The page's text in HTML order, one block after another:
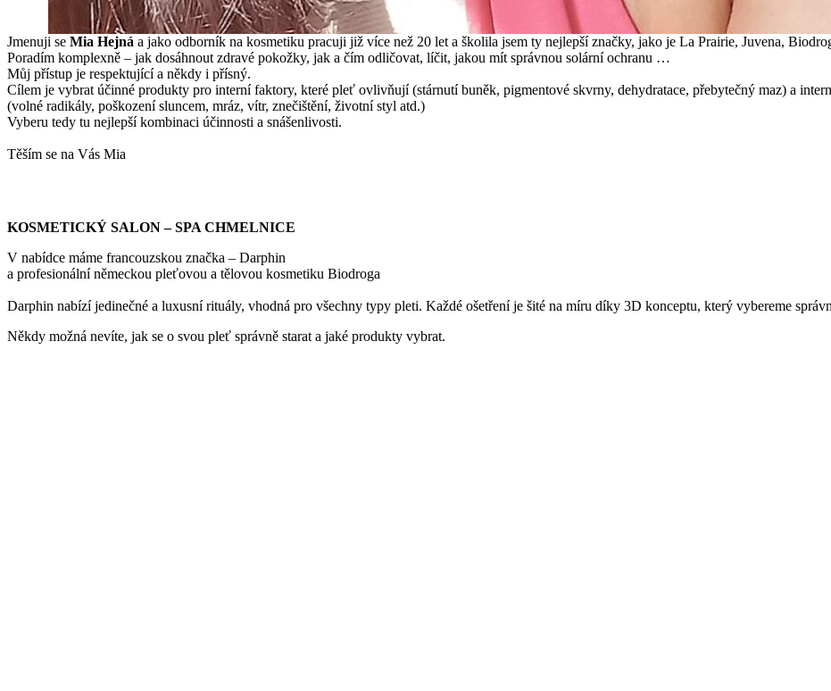
Jmenuji se Mia Hejná a jako odborník na kosmetiku pracuji již více než 20 let a školila jsem ty nejlepší značky, jako je La Prairie, Juvena,
Poradím komplexně – jak dosáhnout zdravé pokožky, jak a čím odličovat, líčit, jakou mít správnou solární ochranu …
Můj přístup je respektující a někdy i přísný.
Cílem je vybrat účinné produkty pro interní faktory, které pleť ovlivňují (stárnutí buněk, pigmentové skvrny, dehydratace, přebytečný maz) a
(volné radikály, poškození sluncem, mráz, vítr, znečištění, životní styl atd.)
Vyberu tedy tu nejlepší kombinaci účinnosti a snášenlivosti.
Těším se na Vás Mia
KOSMETICKÝ SALON – SPA CHMELNICE
V nabídce máme francouzskou značka – Darphin
a profesionální německou pleťovou a tělovou kosmetiku Biodroga
Darphin nabízí jedinečné a luxusní rituály, vhodná pro všechny typy pleti. Každé ošetření je šité na míru díky 3D konceptu, který vybereme
Někdy možná nevíte, jak se o svou pleť správně starat a jaké produkty vybrat.